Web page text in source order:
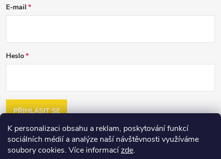
K personalizaci obsahu a reklam, poskytování funkcí
sociálních médií a analýze naší návštěvnosti využíváme
soubory cookies. Více informacízde.
E-mail
Heslo
PŘIHLÁSIT SE
Nová registrace
Zapomenuté heslo